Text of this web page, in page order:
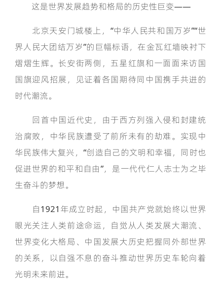
这是世界发展趋势和格局的历史性巨变——
北京天安门城楼上，“中华人民共和国万岁”“世
界人民大团结万岁”的巨幅标语，在金瓦红墙映衬下
熠熠生辉。长安街两侧，五星红旗和一面面来访国
国旗迎风招展，见证着各国期待同中国携手共进的
时代潮流。
回首中国近代史，由于西方列强入侵和封建统
治腐败，中华民族遭受了前所未有的劫难。实现中
华民族伟大复兴，“创造自己的文明和幸福，同时也
促进世界的和平和自由”，是一代代仁人志士为之毕
生奋斗的梦想。
自1921年成立时起，中国共产党就始终以世界
眼光关注人类前途命运，自觉从人类发展大潮流、
世界变化大格局、中国发展大历史把握同外部世界
的关系，以自强不息的奋斗推动世界历史车轮向着
光明未来前进。